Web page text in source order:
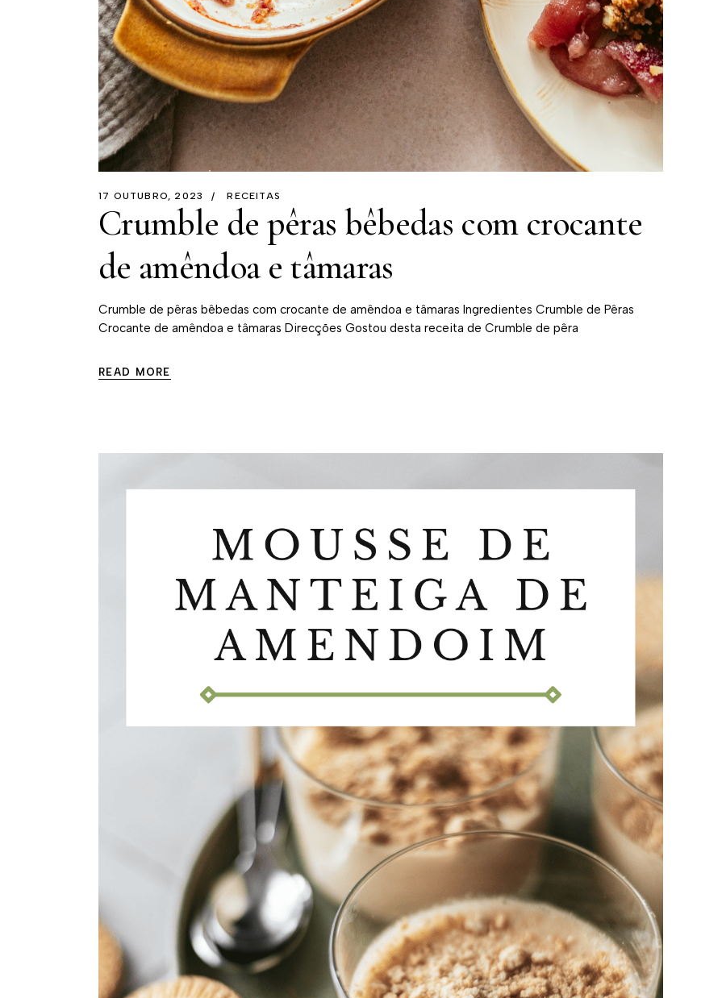
17 OUTUBRO, 2023 RECEITAS
Crumble de pêras bêbedas com crocante
de amêndoa e tâmaras
Crumble de pêras bêbedas com crocante de amêndoa e tâmaras Ingredientes Crumble de Pêras
Crocante de amêndoa e tâmaras Direcções Gostou desta receita de Crumble de pêra
READ MORE